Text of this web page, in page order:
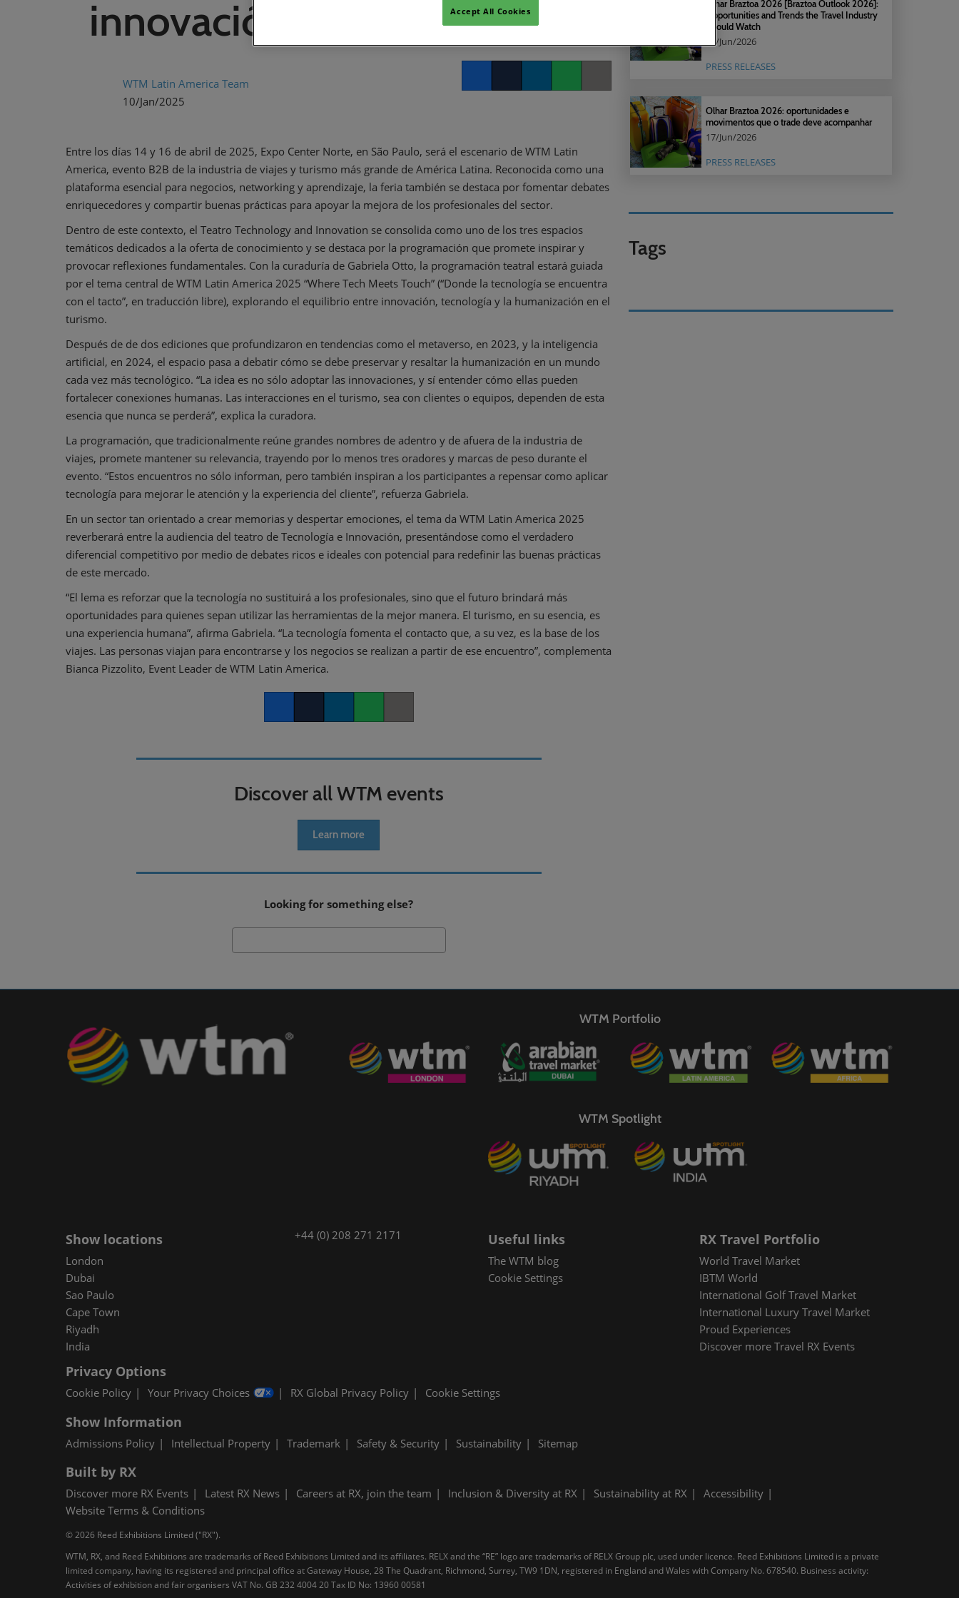
innovación y humanización
WTM Latin America Team
10/Jan/2025
Entre los días 14 y 16 de abril de 2025, Expo Center Norte, en São Paulo, será el escenario de WTM Latin
America, evento B2B de la industria de viajes y turismo más grande de América Latina. Reconocida como una
plataforma esencial para negocios, networking y aprendizaje, la feria también se destaca por fomentar debates
enriquecedores y compartir buenas prácticas para apoyar la mejora de los profesionales del sector.
Dentro de este contexto, el Teatro Technology and Innovation se consolida como uno de los tres espacios
temáticos dedicados a la oferta de conocimiento y se destaca por la programación que promete inspirar y
provocar reflexiones fundamentales. Con la curaduría de Gabriela Otto, la programación teatral estará guiada
por el tema central de WTM Latin America 2025 “Where Tech Meets Touch” (“Donde la tecnología se encuentra
con el tacto”, en traducción libre), explorando el equilibrio entre innovación, tecnología y la humanización en el
turismo.
Después de de dos ediciones que profundizaron en tendencias como el metaverso, en 2023, y la inteligencia
artificial, en 2024, el espacio pasa a debatir cómo se debe preservar y resaltar la humanización en un mundo
cada vez más tecnológico. “La idea es no sólo adoptar las innovaciones, y sí entender cómo ellas pueden
fortalecer conexiones humanas. Las interacciones en el turismo, sea con clientes o equipos, dependen de esta
esencia que nunca se perderá”, explica la curadora.
La programación, que tradicionalmente reúne grandes nombres de adentro y de afuera de la industria de
viajes, promete mantener su relevancia, trayendo por lo menos tres oradores y marcas de peso durante el
evento. “Estos encuentros no sólo informan, pero también inspiran a los participantes a repensar como aplicar
tecnología para mejorar le atención y la experiencia del cliente”, refuerza Gabriela.
En un sector tan orientado a crear memorias y despertar emociones, el tema da WTM Latin America 2025
reverberará entre la audiencia del teatro de Tecnología e Innovación, presentándose como el verdadero
diferencial competitivo por medio de debates ricos e ideales con potencial para redefinir las buenas prácticas
de este mercado.
“El lema es reforzar que la tecnología no sustituirá a los profesionales, sino que el futuro brindará más
oportunidades para quienes sepan utilizar las herramientas de la mejor manera. El turismo, en su esencia, es
una experiencia humana”, afirma Gabriela. “La tecnología fomenta el contacto que, a su vez, es la base de los
viajes. Las personas viajan para encontrarse y los negocios se realizan a partir de ese encuentro”, complementa
Bianca Pizzolito, Event Leader de WTM Latin America.
Discover all WTM events
Learn more
Looking for something else?
Olhar Braztoa 2026 [Braztoa Outlook 2026]:
Opportunities and Trends the Travel Industry
Should Watch
17/Jun/2026
PRESS RELEASES
Olhar Braztoa 2026: oportunidades e
movimentos que o trade deve acompanhar
17/Jun/2026
PRESS RELEASES
Tags
WTM Portfolio
WTM Spotlight
Show locations
London
Dubai
Sao Paulo
Cape Town
Riyadh
India
+44 (0) 208 271 2171 Useful links
The WTM blog
Cookie Settings
RX Travel Portfolio
World Travel Market
IBTM World
International Golf Travel Market
International Luxury Travel Market
Proud Experiences
Discover more Travel RX Events
Privacy Options
Cookie Policy Your Privacy Choices RX Global Privacy Policy Cookie Settings
Show Information
Admissions Policy Intellectual Property Trademark Safety & Security Sustainability Sitemap
Built by RX
Discover more RX Events Latest RX News Careers at RX, join the team Inclusion & Diversity at RX Sustainability at RX
Accessibility
Website Terms & Conditions
© 2026 Reed Exhibitions Limited ("RX").
WTM, RX, and Reed Exhibitions are trademarks of Reed Exhibitions Limited and its affiliates. RELX and the “RE” logo are trademarks of RELX Group plc, used under licence. Reed Exhibitions Limited is a private
limited company, having its registered and principal office at Gateway House, 28 The Quadrant, Richmond, Surrey, TW9 1DN, registered in England and Wales with Company No. 678540. Business activity:
Activities of exhibition and fair organisers VAT No. GB 232 4004 20 Tax ID No: 13960 00581
Accept All Cookies